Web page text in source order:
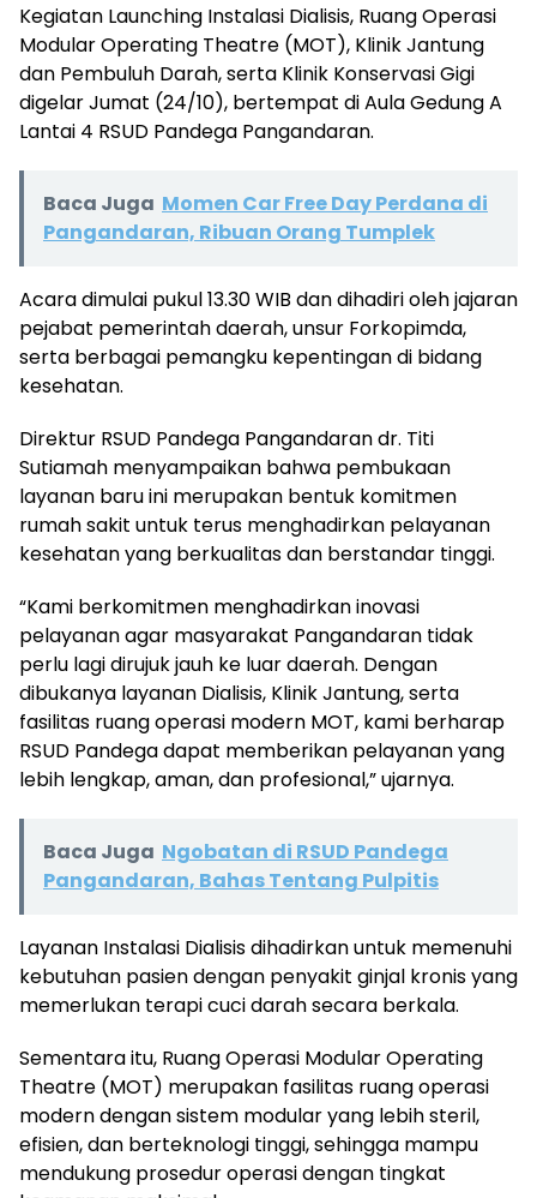
Kegiatan Launching Instalasi Dialisis, Ruang Operasi
Modular Operating Theatre (MOT), Klinik Jantung
dan Pembuluh Darah, serta Klinik Konservasi Gigi
digelar Jumat (24/10), bertempat di Aula Gedung A
Lantai 4 RSUD Pandega Pangandaran.
Baca Juga Momen Car Free Day Perdana di
Pangandaran, Ribuan Orang Tumplek
Acara dimulai pukul 13.30 WIB dan dihadiri oleh jajaran
pejabat pemerintah daerah, unsur Forkopimda,
serta berbagai pemangku kepentingan di bidang
kesehatan.
Direktur RSUD Pandega Pangandaran dr. Titi
Sutiamah menyampaikan bahwa pembukaan
layanan baru ini merupakan bentuk komitmen
rumah sakit untuk terus menghadirkan pelayanan
kesehatan yang berkualitas dan berstandar tinggi.
“Kami berkomitmen menghadirkan inovasi
pelayanan agar masyarakat Pangandaran tidak
perlu lagi dirujuk jauh ke luar daerah. Dengan
dibukanya layanan Dialisis, Klinik Jantung, serta
fasilitas ruang operasi modern MOT, kami berharap
RSUD Pandega dapat memberikan pelayanan yang
lebih lengkap, aman, dan profesional,” ujarnya.
Baca Juga Ngobatan di RSUD Pandega
Pangandaran, Bahas Tentang Pulpitis
Layanan Instalasi Dialisis dihadirkan untuk memenuhi
kebutuhan pasien dengan penyakit ginjal kronis yang
memerlukan terapi cuci darah secara berkala.
Sementara itu, Ruang Operasi Modular Operating
Theatre (MOT) merupakan fasilitas ruang operasi
modern dengan sistem modular yang lebih steril,
efisien, dan berteknologi tinggi, sehingga mampu
mendukung prosedur operasi dengan tingkat